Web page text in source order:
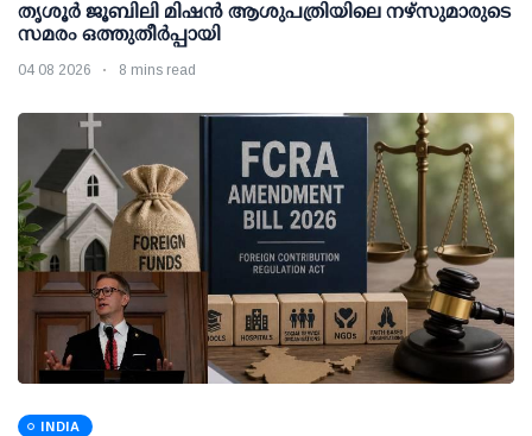
തൃശൂര്‍ ജൂബിലി മിഷന്‍ ആശുപത്രിയിലെ നഴ്സുമാരുടെ
സമരം ഒത്തുതീര്‍പ്പായി
04 08 2026 8 mins read
INDIA